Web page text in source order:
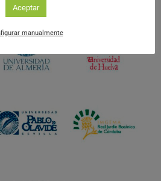
Aceptar
manualmente